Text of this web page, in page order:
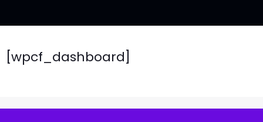
[wpcf_dashboard]